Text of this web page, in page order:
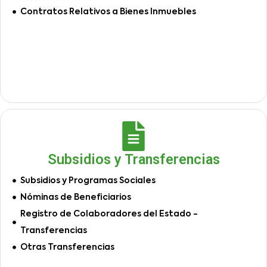
Contratos Relativos a Bienes Inmuebles
Subsidios y Transferencias
Subsidios y Programas Sociales
Nóminas de Beneficiarios
Registro de Colaboradores del Estado -
Transferencias
Otras Transferencias